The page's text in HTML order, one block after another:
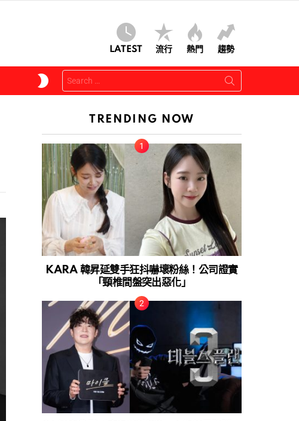
LATEST 流行 熱門 趨勢
SKIN
Search
for:
TRENDING NOW
KARA 韓昇延雙手狂抖嚇壞粉絲！公司證實
「頸椎間盤突出惡化」